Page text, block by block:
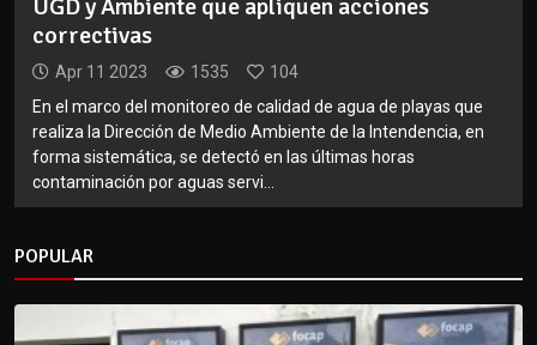
UGD y Ambiente que apliquen acciones
correctivas
Apr 11 2023 1535
104
En el marco del monitoreo de calidad de agua de playas que
realiza la Dirección de Medio Ambiente de la Intendencia, en
forma sistemática, se detectó en las últimas horas
contaminación por aguas servi...
POPULAR